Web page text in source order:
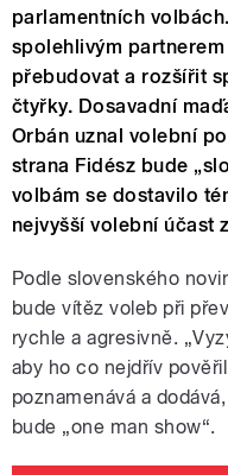
parlamentních
spolehlivým partnerem
přebudovat a rozšířit
čtyřky. Dosavadní
Orbán uznal volební
strana Fidész bude
volbám se dostavilo
nejvyšší volební účast
Podle slovenského
bude vítěz voleb při
rychle a agresivně. „V
aby ho co nejdřív
poznamenává a
bude „one man show“.